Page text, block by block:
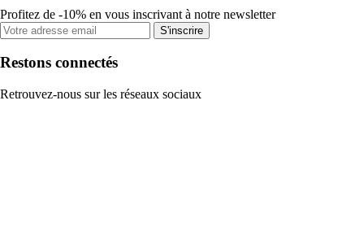
Profitez de -10% en vous inscrivant à notre newsletter
S'inscrire
Restons connectés
Retrouvez-nous sur les réseaux sociaux